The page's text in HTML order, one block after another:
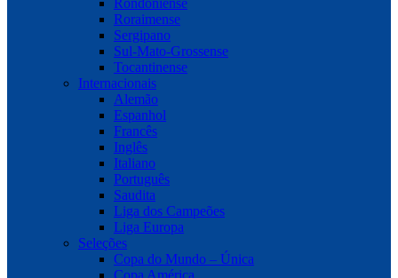
Roraimense
Sergipano
Sul-Mato-Grossense
Tocantinense
Internacionais
Alemão
Espanhol
Francês
Inglês
Italiano
Português
Saudita
Liga dos Campeões
Liga Europa
Seleções
Copa do Mundo – Única
Copa América